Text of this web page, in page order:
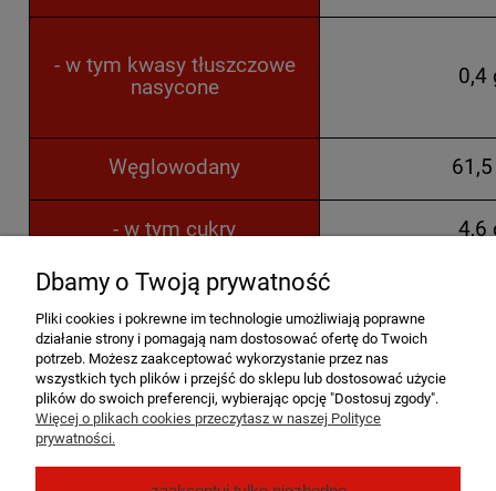
- w tym kwasy tłuszczowe
nasycone
0,4
Węglowodany
- w tym cukry 4,6
Błonnik
Białko
Sól
Pomoc
Dbamy o Twoją prywatność
Pliki cookies i pokrewne im technologie umożliwiają poprawne
działanie strony i pomagają nam dostosować ofertę do Twoich
potrzeb. Możesz zaakceptować wykorzystanie przez nas
wszystkich tych plików i przejść do sklepu lub dostosować użycie
plików do swoich preferencji, wybierając opcję "Dostosuj zgody".
Więcej o plikach cookies przeczytasz w naszej Polityce
prywatności.